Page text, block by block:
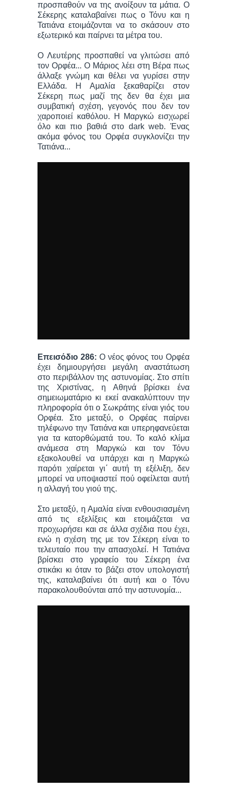
προσπαθούν να της ανοίξουν τα μάτια. Ο
Σέκερης καταλαβαίνει πως ο Τόνυ και η
Τατιάνα ετοιμάζονται να το σκάσουν στο
εξωτερικό και παίρνει τα μέτρα του.
Ο Λευτέρης προσπαθεί να γλιτώσει από
τον Ορφέα... Ο Μάριος λέει στη Βέρα πως
άλλαξε γνώμη και θέλει να γυρίσει στην
Ελλάδα. Η Αμαλία ξεκαθαρίζει στον
Σέκερη πως μαζί της δεν θα έχει μια
συμβατική σχέση, γεγονός που δεν τον
χαροποιεί καθόλου. Η Μαργκώ εισχωρεί
όλο και πιο βαθιά στο dark web. Ένας
ακόμα φόνος του Ορφέα συγκλονίζει την
Τατιάνα...
Επεισόδιο 286: Ο νέος φόνος του Ορφέα
έχει δημιουργήσει μεγάλη αναστάτωση
στο περιβάλλον της αστυνομίας. Στο σπίτι
της Χριστίνας, η Αθηνά βρίσκει ένα
σημειωματάριο κι εκεί ανακαλύπτουν την
πληροφορία ότι ο Σωκράτης είναι γιός του
Ορφέα. Στο μεταξύ, ο Ορφέας παίρνει
τηλέφωνο την Τατιάνα και υπερηφανεύεται
για τα κατορθώματά του. Το καλό κλίμα
ανάμεσα στη Μαργκώ και τον Τόνυ
εξακολουθεί να υπάρχει και η Μαργκώ
παρότι χαίρεται γι΄ αυτή τη εξέλιξη, δεν
μπορεί να υποψιαστεί πού οφείλεται αυτή
η αλλαγή του γιού της.
Στο μεταξύ, η Αμαλία είναι ενθουσιασμένη
από τις εξελίξεις και ετοιμάζεται να
προχωρήσει και σε άλλα σχέδια που έχει,
ενώ η σχέση της με τον Σέκερη είναι το
τελευταίο που την απασχολεί. Η Τατιάνα
βρίσκει στο γραφείο του Σέκερη ένα
στικάκι κι όταν το βάζει στον υπολογιστή
της, καταλαβαίνει ότι αυτή και ο Τόνυ
παρακολουθούνται από την αστυνομία...